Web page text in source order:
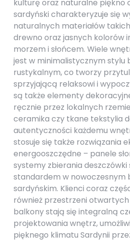
kulturę oraz naturalne piękno
sardyński charakteryzuje się
naturalnych materiałów
drewno oraz jasnych kolorów
morzem i słońcem. Wiele
jest w minimalistycznym stylu
rustykalnym, co tworzy
sprzyjającą relaksowi i
są także elementy
ręcznie przez lokalnych
ceramika czy tkane tekstylia
autentyczności każdemu
stosuje się także rozwiązania
energooszczędne – panele
systemy zbierania deszczówki
standardem w nowoczesnym
sardyńskim. Klienci coraz
również przestrzeni
balkony stają się integralną
projektowania wnętrz,
pięknego klimatu Sardynii